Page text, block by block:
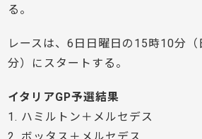
る。
レースは、6日日曜日の15時10分
分）にスタートする。
イタリアGP予選結果
1. ハミルトン＋メルセデス